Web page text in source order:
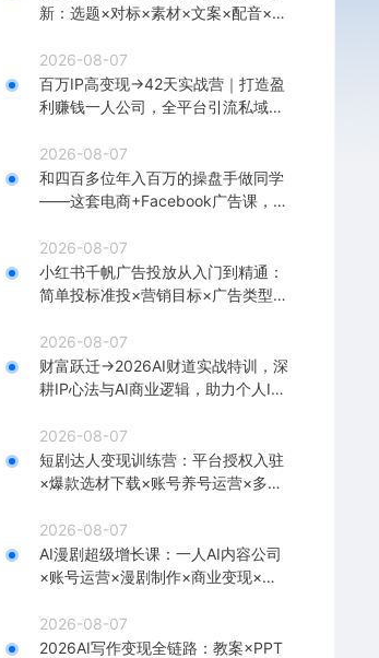
新：选题×对标×素材×文案×配音×剪
2026-08-07
百万IP高变现→42天实战营｜打造盈
利赚钱一人公司，全平台引流私域转
2026-08-07
和四百多位年入百万的操盘手做同学
——这套电商+Facebook广告课，让
2026-08-07
小红书千帆广告投放从入门到精通：
简单投标准投×营销目标×广告类型×
2026-08-07
财富跃迁→2026AI财道实战特训，深
耕IP心法与AI商业逻辑，助力个人IP
2026-08-07
短剧达人变现训练营：平台授权入驻
×爆款选材下载×账号养号运营×多平
2026-08-07
AI漫剧超级增长课：一人AI内容公司
×账号运营×漫剧制作×商业变现×从0
2026-08-07
2026AI写作变现全链路：教案×PPT